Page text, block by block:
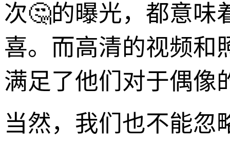
次🤔的曝光，都意味
喜。而高清的视频和
满足了他们对于偶像
当然，我们也不能忽